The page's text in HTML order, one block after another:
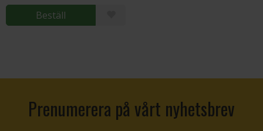
Beställ
Prenumerera på vårt nyhetsbrev